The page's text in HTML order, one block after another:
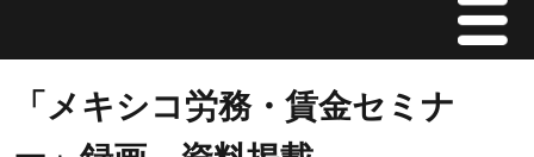
Menu
JMAについて
「メキシコ労務・賃金セミナ